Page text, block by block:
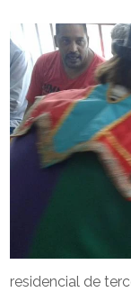
residencial de